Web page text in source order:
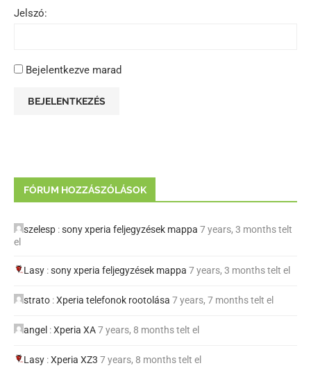
Jelszó:
Bejelentkezve marad
BEJELENTKEZÉS
FÓRUM HOZZÁSZÓLÁSOK
szelesp :sony xperia feljegyzések mappa 7 years, 3 months telt
el
Lasy :sony xperia feljegyzések mappa 7 years, 3 months telt el
strato :Xperia telefonok rootolása 7 years, 7 months telt el
angel :Xperia XA7 years, 8 months telt el
Lasy :Xperia XZ3 7 years, 8 months telt el